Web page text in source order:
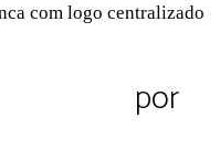
por